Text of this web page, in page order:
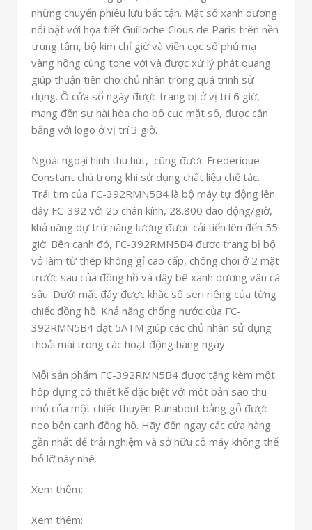
những chuyến phiêu lưu bất tận. Mặt số xanh dương
nổi bật với họa tiết Guilloche Clous de Paris trên nền
trung tâm, bộ kim chỉ giờ và viền cọc số phủ mạ
vàng hồng cùng tone với và được xử lý phát quang
giúp thuận tiện cho chủ nhân trong quá trình sử
dụng. Ô cửa sổ ngày được trang bị ở vị trí 6 giờ,
mang đến sự hài hòa cho bố cục mặt số, được cân
bằng với logo ở vị trí 3 giờ.
Ngoài ngoại hình thu hút, cũng được Frederique
Constant chú trọng khi sử dụng chất liệu chế tác.
Trái tim của FC-392RMN5B4 là bộ máy tự động lên
dây FC-392 với 25 chân kính, 28.800 dao động/giờ,
khả năng dự trữ năng lượng được cải tiến lên đến 55
giờ. Bên cạnh đó, FC-392RMN5B4 được trang bị bộ
vỏ làm từ thép không gỉ cao cấp, chống chói ở 2 mặt
trước sau của đồng hồ và dây bê xanh dương vân cá
sấu. Dưới mặt đáy được khắc số seri riêng của từng
chiếc đồng hồ. Khả năng chống nước của FC-
392RMN5B4 đạt 5ATM giúp các chủ nhân sử dụng
thoải mái trong các hoạt động hàng ngày. ​​
Mỗi sản phẩm FC-392RMN5B4 được tặng kèm một
hộp đựng có thiết kế đặc biệt với một bản sao thu
nhỏ của một chiếc thuyền Runabout bằng gỗ được
neo bên cạnh đồng hồ. Hãy đến ngay các cửa hàng
gần nhất để trải nghiệm và sở hữu cỗ máy không thể
bỏ lỡ này nhé.
Xem thêm:
Xem thêm: